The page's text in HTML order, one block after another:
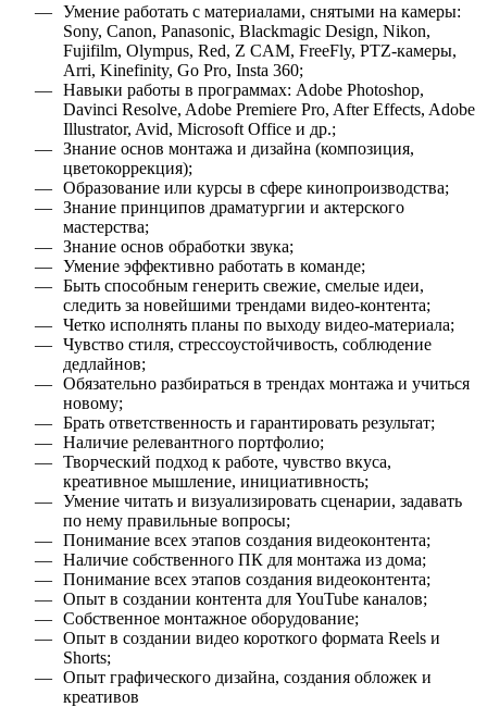
Умение работать с материалами, снятыми на камеры:
Sony, Canon, Panasonic, Blackmagic Design, Nikon,
Fujifilm, Olympus, Red, Z CAM, FreeFly, PTZ-камеры,
Arri, Kinefinity, Go Pro, Insta 360;
Навыки работы в программах: Adobe Photoshop,
Davinci Resolve, Adobe Premiere Pro, After Effects, Adobe
Illustrator, Avid, Microsoft Office и др.;
Знание основ монтажа и дизайна (композиция,
цветокоррекция);
Образование или курсы в сфере кинопроизводства;
Знание принципов драматургии и актерского
мастерства;
Знание основ обработки звука;
Умение эффективно работать в команде;
Быть способным генерить свежие, смелые идеи,
следить за новейшими трендами видео-контента;
Четко исполнять планы по выходу видео-материала;
Чувство стиля, стрессоустойчивость, соблюдение
дедлайнов;
Обязательно разбираться в трендах монтажа и учиться
новому;
Брать ответственность и гарантировать результат;
Наличие релевантного портфолио;
Творческий подход к работе, чувство вкуса,
креативное мышление, инициативность;
Умение читать и визуализировать сценарии, задавать
по нему правильные вопросы;
Понимание всех этапов создания видеоконтента;
Наличие собственного ПК для монтажа из дома;
Понимание всех этапов создания видеоконтента;
Опыт в создании контента для YouTube каналов;
Собственное монтажное оборудование;
Опыт в создании видео короткого формата Reels и
Shorts;
Опыт графического дизайна, создания обложек и
креативов